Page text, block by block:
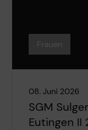
Frauen
08. Juni 2026
SGM
Eutingen II